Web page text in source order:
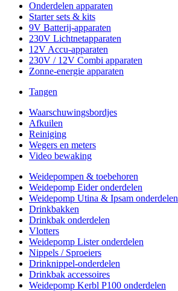
Onderdelen apparaten
Starter sets & kits
9V Batterij-apparaten
230V Lichtnetapparaten
12V Accu-apparaten
230V / 12V Combi apparaten
Zonne-energie apparaten
Tangen
Waarschuwingsbordjes
Afkuilen
Reiniging
Wegers en meters
Video bewaking
Weidepompen & toebehoren
Weidepomp Eider onderdelen
Weidepomp Utina & Ipsam onderdelen
Drinkbakken
Drinkbak onderdelen
Vlotters
Weidepomp Lister onderdelen
Nippels / Sproeiers
Drinknippel-onderdelen
Drinkbak accessoires
Weidepomp Kerbl P100 onderdelen